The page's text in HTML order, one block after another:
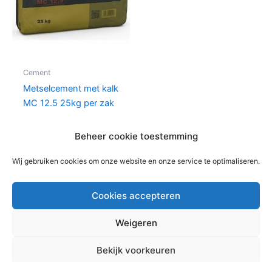
Beheer cookie toestemming
Wij gebruiken cookies om onze website en onze service te optimaliseren.
Cookies accepteren
Weigeren
Bekijk voorkeuren
Cement
Metselcement met kalk
MC 12.5 25kg per zak
In winkelwagen
doorAstra WordPress thema